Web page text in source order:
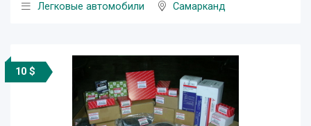
Легковые автомобили
Самарканд
10 $